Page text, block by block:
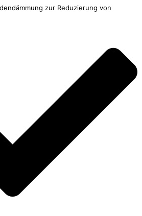
zur Reduzierung von